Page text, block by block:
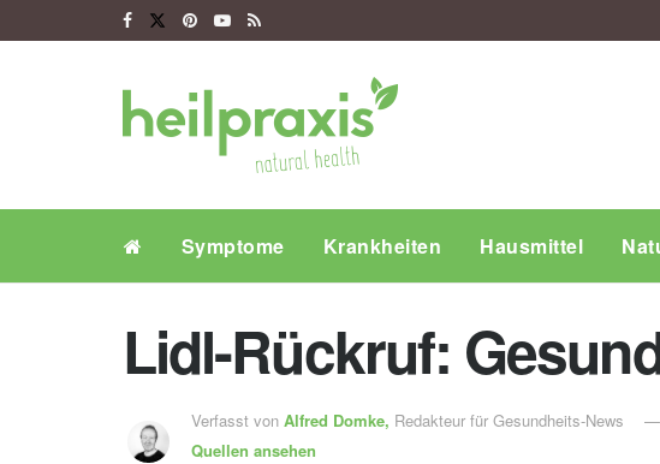
Symptome Krankheiten Hausmittel
Lidl-Rückruf:
Verfasst von Alfred Domke, Redakteur für Gesundheits-News
Quellen ansehen